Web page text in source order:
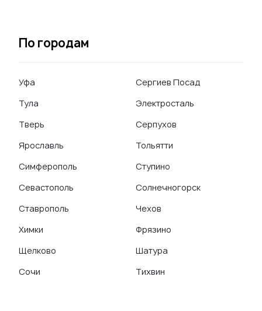
По городам
Уфа
Тула
Тверь
Ярославль
Симферополь
Севастополь
Ставрополь
Химки
Щелково
Сочи
Сергиев Посад
Электросталь
Серпухов
Тольятти
Ступино
Солнечногорск
Чехов
Фрязино
Шатура
Тихвин